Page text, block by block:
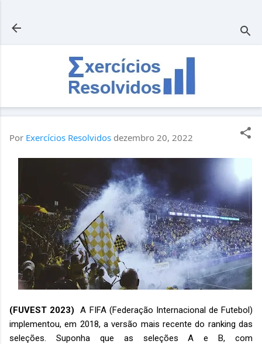
Por Exercícios Resolvidos dezembro 20, 2022
(FUVEST 2023) A FIFA (Federação Internacional de Futebol)
implementou, em 2018, a versão mais recente do ranking das
seleções. Suponha que as seleções A e B, com